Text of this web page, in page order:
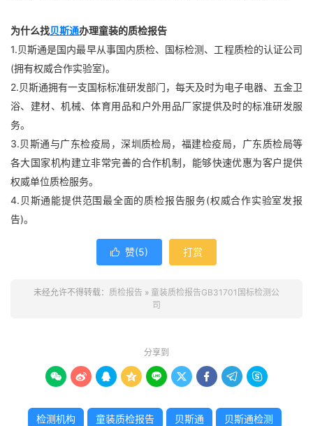
为什么找贝斯通办理童装的质检报告
1.贝斯通是国内最早从事国内质检、国标检测、工程质检的认证公司
(拥有权威合作实验室)。
2.贝斯通拥有一支国标标准研发部门，每天及时为电子电器、五金卫
浴、建材、机械、体育用品和户外用品厂家提供及时的标准研发服
务。
3.贝斯通与广东检疫局，深圳质检局，福建检疫局，广东质检局等
各大国家机构建立非常完善的合作机制，能够快速优惠为客户提供
权威单位质检服务。
4.贝斯通能提供范围最全面的质检报告服务(权威合作实验室发报
告)。
 赞(5) 打赏
未经允许不得转载： 质检报告 » 童装质检报告GB31701国标检测公
司
分享到
        
检测机构 童装质检报告 贝斯通 贝斯通检测